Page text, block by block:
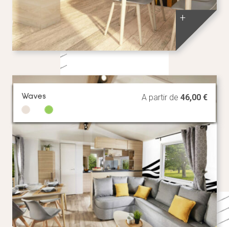
+
Waves A partir de 46,00 €